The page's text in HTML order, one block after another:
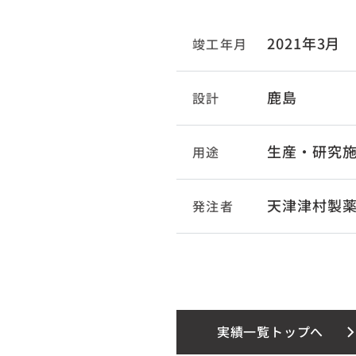
竣工年月 2021年3月
設計 鹿島
用途 生産・研究
発注者 天津津村製薬
実績一覧トップへ